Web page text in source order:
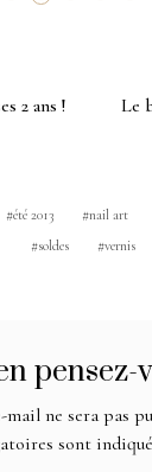
2 ans !
Le
été 2013 nail art
soldes
vernis
pensez-
mail ne sera pas
sont